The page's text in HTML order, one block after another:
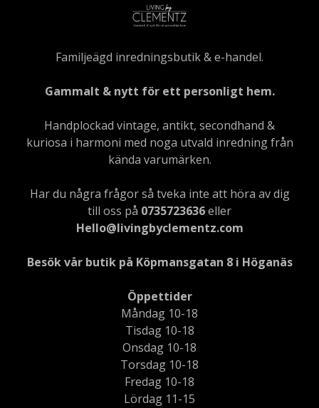
Familjeägd inredningsbutik & e-handel.
Gammalt & nytt för ett personligt hem.
Handplockad vintage, antikt, secondhand &
kuriosa i harmoni med noga utvald inredning från
kända varumärken.
Har du några frågor så tveka inte att höra av dig
till oss på 0735723636eller
Hello@livingbyclementz.com
Besök vår butik på Köpmansgatan 8 i Höganäs
Öppettider
Måndag 10-18
Tisdag 10-18
Onsdag 10-18
Torsdag 10-18
Fredag 10-18
Lördag 11-15